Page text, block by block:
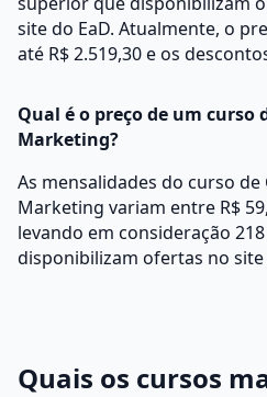
site do EaD. Atualmente, o
até R$ 2.519,30 e os
Qual é o preço de um curso
Marketing?
As mensalidades do curso de
Marketing variam entre R$
levando em consideração
disponibilizam ofertas no site
Quais os cursos